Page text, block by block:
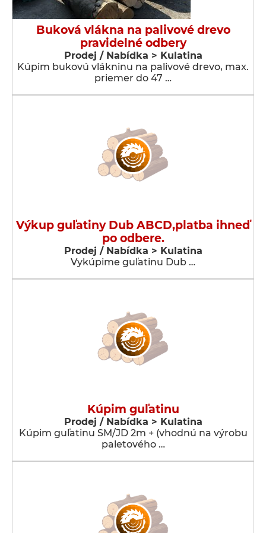
Buková vlákna na palivové drevo
pravidelné odbery
Prodej / Nabídka > Kulatina
Kúpim bukovú vlákninu na palivové drevo, max.
priemer do 47 …
Výkup guľatiny Dub ABCD,platba ihneď
po odbere.
Prodej / Nabídka > Kulatina
Vykúpime guľatinu Dub …
Kúpim guľatinu
Prodej / Nabídka > Kulatina
Kúpim guľatinu SM/JD 2m + (vhodnú na výrobu
paletového …